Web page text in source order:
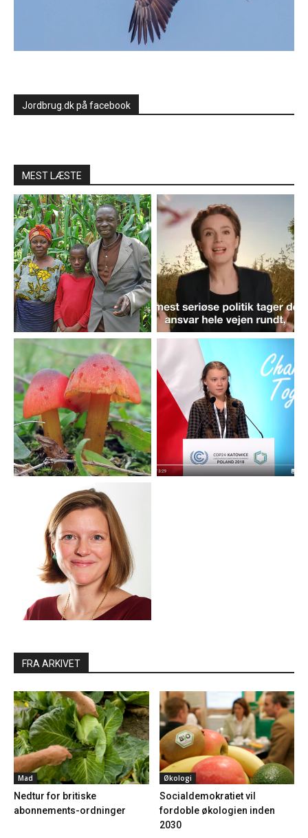
Jordbrug.dk på facebook
MEST LÆSTE
FRA ARKIVET
Mad
Nedtur for britiske
abonnements-ordninger
Økologi
Socialdemokratiet vil
fordoble økologien inden
2030